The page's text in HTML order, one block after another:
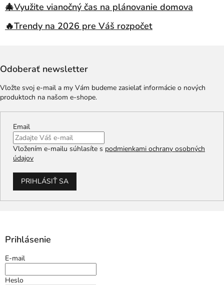
🎄Využite vianočný čas na plánovanie domova
🔥Trendy na 2026 pre Váš rozpočet
Odoberať newsletter
Vložte svoj e-mail a my Vám budeme zasielať informácie o nových
produktoch na našom e-shope.
Email
Vložením e-mailu súhlasíte s podmienkami ochrany osobných
údajov
PRIHLÁSIŤ SA
Prihlásenie
E-mail
Heslo